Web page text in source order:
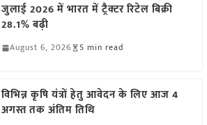
जुलाई 2026 में भारत में ट्रैक्टर रिटेल बिक्री
28.1% बढ़ी
August 6, 2026 5 min read
विभिन्न कृषि यंत्रों हेतु आवेदन के लिए आज 4
अगस्त तक अंतिम तिथि